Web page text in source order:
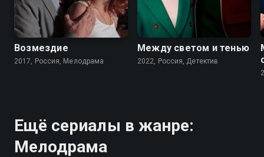
6.3
Возмездие
2017, Россия, Мелодрама
6.9
Между светом и тенью
2022, Россия, Детектив
Ещё сериалы в жанре:
Мелодрама